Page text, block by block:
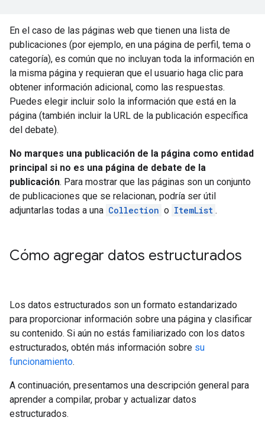
En el caso de las páginas web que tienen una lista de
publicaciones (por ejemplo, en una página de perfil, tema o
categoría), es común que no incluyan toda la información en
la misma página y requieran que el usuario haga clic para
obtener información adicional, como las respuestas.
Puedes elegir incluir solo la información que está en la
página (también incluir la URL de la publicación específica
del debate).
No marques una publicación de la página como entidad
principal si no es una página de debate de la
publicación. Para mostrar que las páginas son un conjunto
de publicaciones que se relacionan, podría ser útil
adjuntarlas todas a una Collection o ItemList .
Cómo agregar datos estructurados
Los datos estructurados son un formato estandarizado
para proporcionar información sobre una página y clasificar
su contenido. Si aún no estás familiarizado con los datos
estructurados, obtén más información sobre su
funcionamiento.
A continuación, presentamos una descripción general para
aprender a compilar, probar y actualizar datos
estructurados.